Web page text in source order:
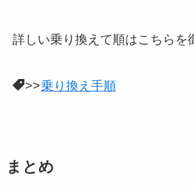
詳しい乗り換えて順はこちらを
>>乗り換え手順
まとめ